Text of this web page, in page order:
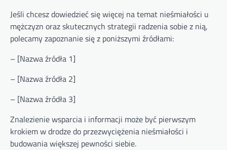
Jeśli chcesz dowiedzieć się więcej na temat nieśmiałości u
mężczyzn oraz skutecznych strategii radzenia sobie z nią,
polecamy zapoznanie się z poniższymi źródłami:
– [Nazwa źródła 1]
– [Nazwa źródła 2]
– [Nazwa źródła 3]
Znalezienie wsparcia i informacji może być pierwszym
krokiem w drodze do przezwyciężenia nieśmiałości i
budowania większej pewności siebie.